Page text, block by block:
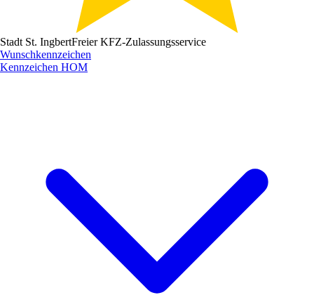
Stadt St. IngbertFreier KFZ-Zulassungsservice
Wunschkennzeichen
Kennzeichen HOM